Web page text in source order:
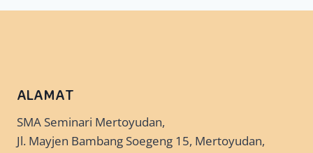
ALAMAT
SMA Seminari Mertoyudan,
Jl. Mayjen Bambang Soegeng 15, Mertoyudan,